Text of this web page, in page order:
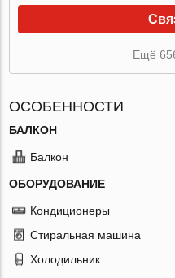
Ещё
ОСОБЕННОСТИ
БАЛКОН
Балкон
ОБОРУДОВАНИЕ
Кондиционеры
Стиральная машина
Холодильник